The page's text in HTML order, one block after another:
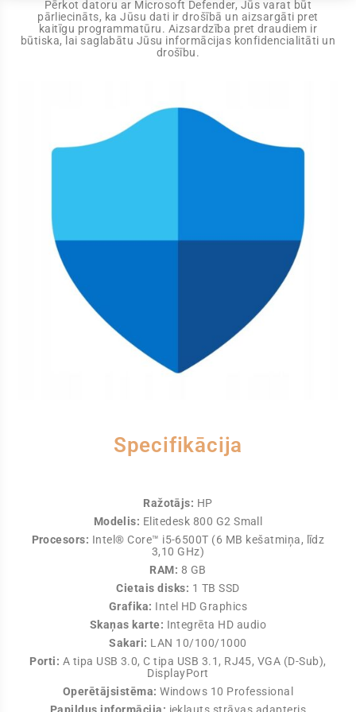
Pērkot datoru ar Microsoft Defender, Jūs varat būt
pārliecināts, ka Jūsu dati ir drošībā un aizsargāti pret
kaitīgu programmatūru. Aizsardzība pret draudiem ir
būtiska, lai saglabātu Jūsu informācijas konfidencialitāti un
drošību.
Specifikācija
Ražotājs: HP
Modelis: Elitedesk 800 G2 Small
Procesors: Intel® Core™ i5-6500T (6 MB kešatmiņa, līdz
3,10 GHz)
RAM: 8 GB
Cietais disks: 1 TB SSD
Grafika: Intel HD Graphics
Skaņas karte: Integrēta HD audio
Sakari: LAN 10/100/1000
Porti: A tipa USB 3.0, C tipa USB 3.1, RJ45, VGA (D-Sub),
DisplayPort
Operētājsistēma: Windows 10 Professional